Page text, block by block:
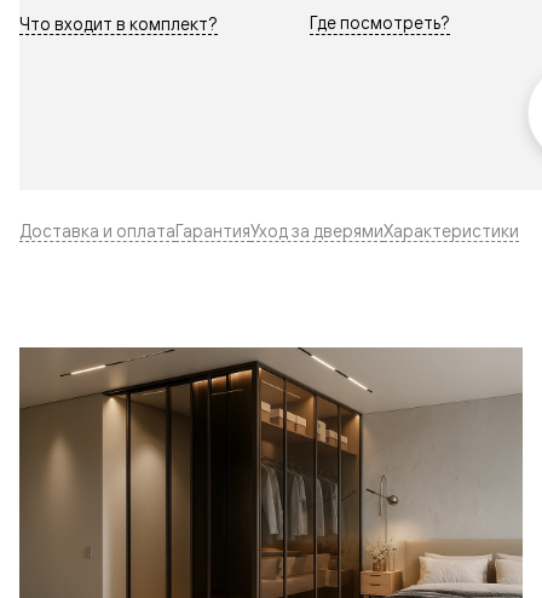
Что входит в комплект? Где посмотреть?
Доставка и оплатаГарантияУход за дверямиХарактеристики